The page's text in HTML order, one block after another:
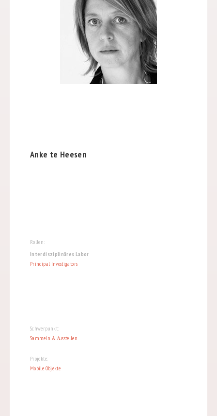
Anke te Heesen
Rollen:
Interdisziplinäres Labor
Principal Investigators
Schwerpunkt:
Sammeln & Ausstellen
Projekte:
Mobile Objekte